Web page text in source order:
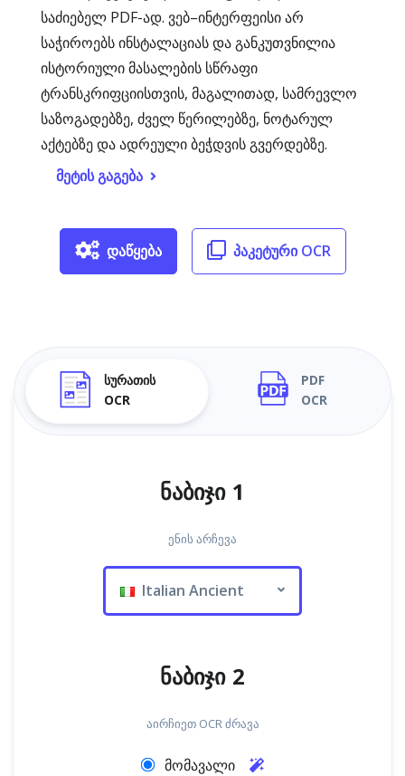
საძიებელ PDF-ად. ვებ–ინტერფეისი არ
საჭიროებს ინსტალაციას და განკუთვნილია
ისტორიული მასალების სწრაფი
ტრანსკრიფციისთვის, მაგალითად, სამრევლო
საზოგადებზე, ძველ წერილებზე, ნოტარულ
აქტებზე და ადრეული ბეჭდვის გვერდებზე.
მეტის გაგება
დაწყება პაკეტური OCR
სურათის
OCR
PDF
OCR
ნაბიჯი 1
ენის არჩევა
Italian Ancient
ნაბიჯი 2
აირჩიეთ OCR ძრავა
მომავალი